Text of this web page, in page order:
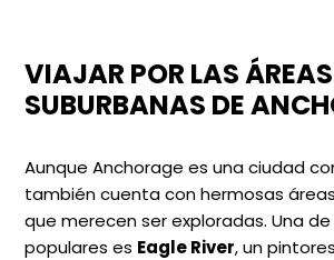
VIAJAR POR LAS ÁREAS
SUBURBANAS DE
Aunque Anchorage es una ciudad
también cuenta con hermosas
que merecen ser exploradas. Una
populares es Eagle River, un